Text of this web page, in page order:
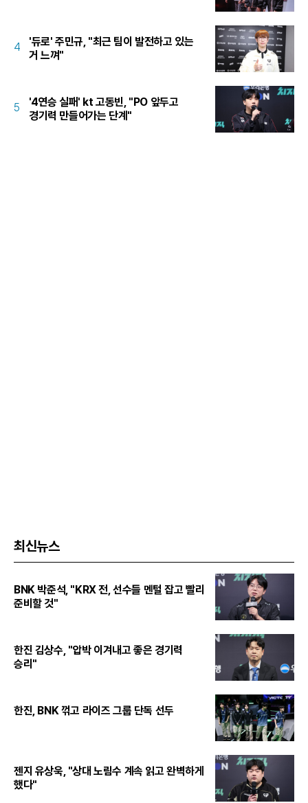
4
'듀로' 주민규, "최근 팀이 발전하고 있는
거 느껴"
5
'4연승 실패' kt 고동빈, "PO 앞두고
경기력 만들어가는 단계"
최신뉴스
BNK 박준석, "KRX 전, 선수들 멘털 잡고 빨리
준비할 것"
한진 김상수, "압박 이겨내고 좋은 경기력
승리"
한진, BNK 꺾고 라이즈 그룹 단독 선두
젠지 유상욱, "상대 노림수 계속 읽고 완벽하게
했다"